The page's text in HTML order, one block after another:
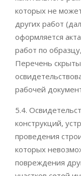
которых не
других работ
оформляется
работ по
Перечень
рабочей
5.4.
конструкций,
проведения
которых
повреждения